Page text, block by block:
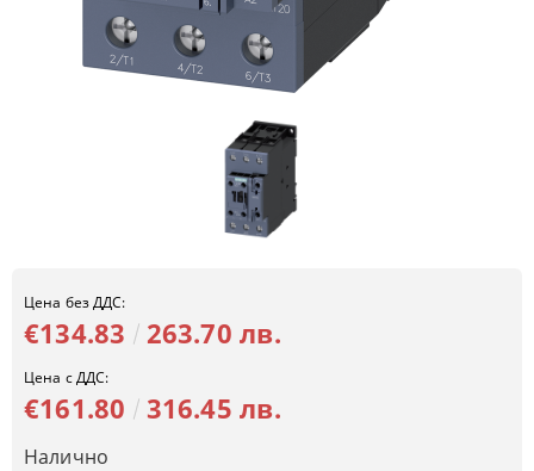
Цена без ДДС:
€134.83 263.70 лв.
Цена с ДДС:
€161.80 316.45 лв.
Налично